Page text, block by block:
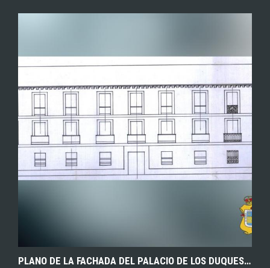
EXPLORAR ZOOM
PLANO DE LA FACHADA DEL PALACIO DE LOS DUQUES DE RIÁNSARES EN TARANCÓN (CUENCA), INCLUIDO EN EL PROYECTO DE REFORMA REALIZADO POR EL ARQUITECTO D. FELIPE SALAS. 1927. ARCHIVO MUNICIPAL DE TARANCÓN.